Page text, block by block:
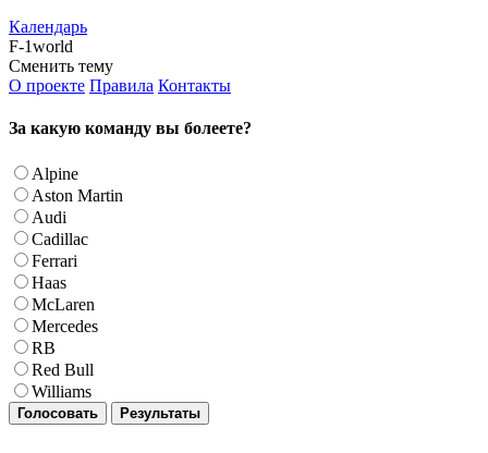
Календарь
F-1world
Сменить тему
О проекте Правила Контакты
За какую команду вы болеете?
Alpine
Aston Martin
Audi
Cadillac
Ferrari
Haas
McLaren
Mercedes
RB
Red Bull
Williams
Голосовать Результаты